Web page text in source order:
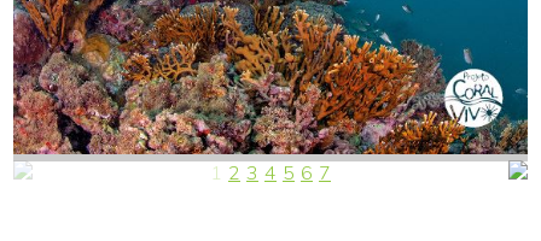
1 2 3 4 5 6 7